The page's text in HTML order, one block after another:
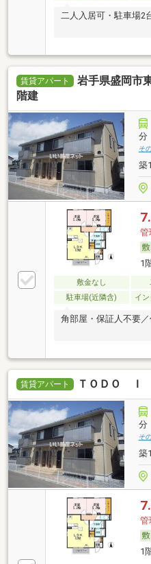
二人入居可・駐車場2
賃貸アパート
岩手県盛岡市
階建
分
そ
築
管
1
敷金なし
駐車場(近隣含)
イ
角部屋・保証人不要
賃貸アパート ＴＯＤＯ Ｉ
分
そ
築
管
1